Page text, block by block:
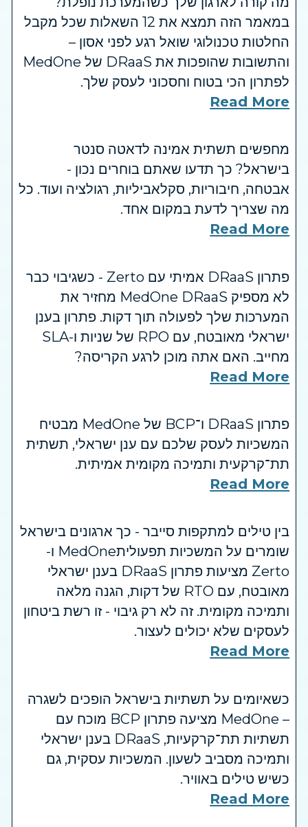
במאמר הזה תמצא את 12 השאלות שכל מקבל
החלטות טכנולוגי שואל רגע לפני אסון –
והתשובות שהופכות את DRaaS של MedOne
לפתרון הכי בטוח וחסכוני לעסק שלך.
Read More
מחפשים תשתית אמינה לדאטה סנטר
בישראל? כך תדעו שאתם בוחרים נכון -
אבטחה, חיבוריות, סקלאביליות, רגולציה ועוד. כל
מה שצריך לדעת במקום אחד.
Read More
פתרון DRaaS אמיתי עם Zerto - כשגיבוי כבר
לא מספיק MedOne DRaaS מחזיר את
המערכות שלך לפעולה תוך דקות. פתרון בענן
ישראלי מאובטח, עם RPO של שניות ו-SLA
מחייב. האם אתה מוכן לרגע הקריסה?
Read More
פתרון DRaaS ו־BCP של MedOne מבטיח
המשכיות לעסק שלכם עם ענן ישראלי, תשתית
תת־קרקעית ותמיכה מקומית אמיתית.
Read More
בין טילים למתקפות סייבר - כך ארגונים בישראל
שומרים על המשכיות תפעוליתMedOne ו-
Zerto מציעות פתרון DRaaS בענן ישראלי
מאובטח, עם RTO של דקות, הגנה מלאה
ותמיכה מקומית. זה לא רק גיבוי - זו רשת ביטחון
לעסקים שלא יכולים לעצור.
Read More
כשאיומים על תשתיות בישראל הופכים לשגרה
– MedOne מציעה פתרון BCP מוכח עם
תשתיות תת־קרקעיות, DRaaS בענן ישראלי
ותמיכה מסביב לשעון. המשכיות עסקית, גם
כשיש טילים באוויר.
Read More